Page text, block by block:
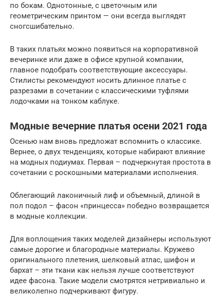
по бокам. Однотонные, с цветочным или
геометрическим принтом — они всегда выглядят
сногсшибательно.
В таких платьях можно появиться на корпоративной
вечеринке или даже в офисе крупной компании,
главное подобрать соответствующие аксессуары.
Стилисты рекомендуют носить длинное платье с
разрезами в сочетании с классическими туфлями
лодочками на тонком каблуке.
Модные вечерние платья осени 2021 года
Осенью нам вновь предложат вспомнить о классике.
Вернее, о двух тенденциях, которые набирают влияние
на модных подиумах. Первая – подчеркнутая простота в
сочетании с роскошными материалами исполнения.
Облегающий лаконичный лиф и объемный, длиной в
пол подол – фасон «принцесса» победно возвращается
в модные коллекции.
Для воплощения таких моделей дизайнеры используют
самые дорогие и благородные материалы. Кружево
оригинального плетения, шелковый атлас, шифон и
бархат – эти ткани как нельзя лучше соответствуют
идее фасона. Такие модели смотрятся нетривиально и
великолепно подчеркивают фигуру.